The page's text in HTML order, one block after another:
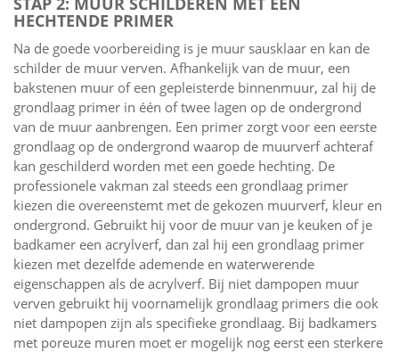
HECHTENDE PRIMER
Na de goede voorbereiding is je muur sausklaar en kan de
schilder de muur verven. Afhankelijk van de muur, een
bakstenen muur of een gepleisterde binnenmuur, zal hij de
grondlaag primer in één of twee lagen op de ondergrond
van de muur aanbrengen. Een primer zorgt voor een eerste
grondlaag op de ondergrond waarop de muurverf achteraf
kan geschilderd worden met een goede hechting. De
professionele vakman zal steeds een grondlaag primer
kiezen die overeenstemt met de gekozen muurverf, kleur en
ondergrond. Gebruikt hij voor de muur van je keuken of je
badkamer een acrylverf, dan zal hij een grondlaag primer
kiezen met dezelfde ademende en waterwerende
eigenschappen als de acrylverf. Bij niet dampopen muur
verven gebruikt hij voornamelijk grondlaag primers die ook
niet dampopen zijn als specifieke grondlaag. Bij badkamers
met poreuze muren moet er mogelijk nog eerst een sterkere